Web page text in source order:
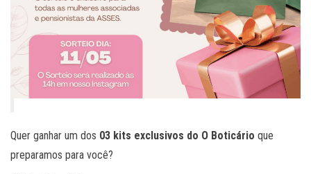
Quer ganhar um dos 03 kits exclusivos do O Boticário que
preparamos para você?